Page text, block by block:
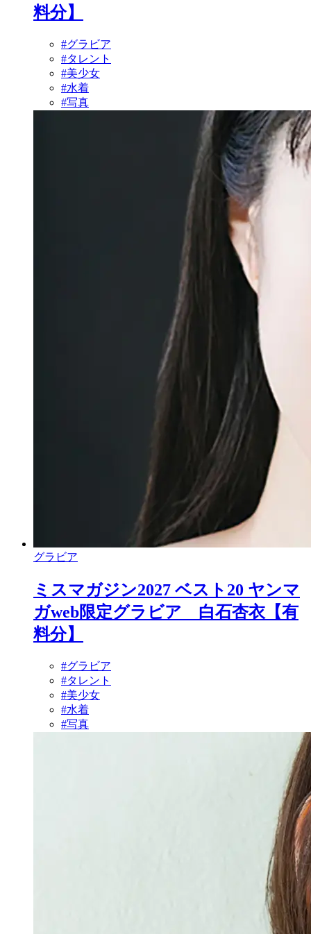
料分】
#グラビア
#タレント
#美少女
#水着
#写真
グラビア
ミスマガジン2027 ベスト20 ヤンマ
ガweb限定グラビア 白石杏衣【有
料分】
#グラビア
#タレント
#美少女
#水着
#写真